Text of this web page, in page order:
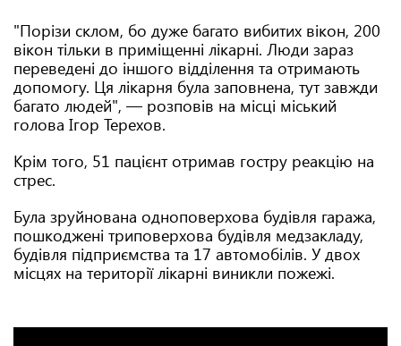
"Порізи склом, бо дуже багато вибитих вікон, 200
вікон тільки в приміщенні лікарні. Люди зараз
переведені до іншого відділення та отримають
допомогу. Ця лікарня була заповнена, тут завжди
багато людей", — розповів на місці міський
голова Ігор Терехов.
Крім того, 51 пацієнт отримав гостру реакцію на
стрес.
Була зруйнована одноповерхова будівля гаража,
пошкоджені триповерхова будівля медзакладу,
будівля підприємства та 17 автомобілів. У двох
місцях на території лікарні виникли пожежі.